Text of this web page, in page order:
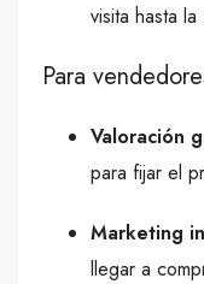
visita hasta
Para
Valoración
para fijar el
Marketing
llegar a